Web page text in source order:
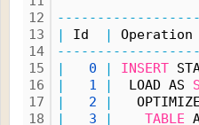
12
13
14
15
16
17
18
|
Id |
|
0 | INSERT
|
1 | LOAD AS
|
2 |
|
3 | TABLE